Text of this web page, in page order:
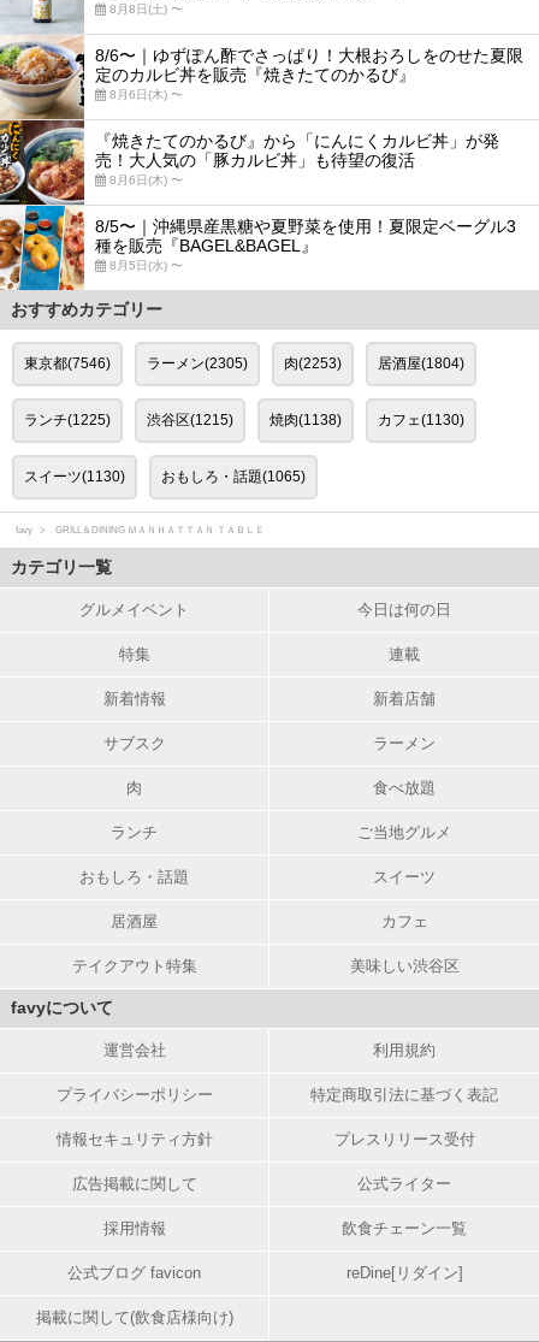
8月8日(土) 〜
8/6〜｜ゆずぽん酢でさっぱり！大根おろしをのせた夏限
定のカルビ丼を販売『焼きたてのかるび』
8月6日(木) 〜
『焼きたてのかるび』から「にんにくカルビ丼」が発
売！大人気の「豚カルビ丼」も待望の復活
8月6日(木) 〜
8/5〜｜沖縄県産黒糖や夏野菜を使用！夏限定ベーグル3
種を販売『BAGEL&BAGEL』
8月5日(水) 〜
おすすめカテゴリー
東京都(7546) ラーメン(2305) 肉(2253) 居酒屋(1804)
ランチ(1225) 渋谷区(1215) 焼肉(1138) カフェ(1130)
スイーツ(1130) おもしろ・話題(1065)
favy GRILL＆DINING ＭＡＮＨＡＴＴＡＮ ＴＡＢＬＥ
カテゴリ一覧
グルメイベント 今日は何の日
特集 連載
新着情報 新着店舗
サブスク ラーメン
肉 食べ放題
ランチ ご当地グルメ
おもしろ・話題 スイーツ
居酒屋 カフェ
テイクアウト特集 美味しい渋谷区
favyについて
運営会社 利用規約
プライバシーポリシー 特定商取引法に基づく表記
情報セキュリティ方針 プレスリリース受付
広告掲載に関して 公式ライター
採用情報 飲食チェーン一覧
公式ブログ favicon reDine[リダイン]
掲載に関して(飲食店様向け)